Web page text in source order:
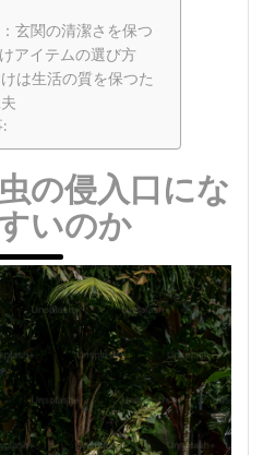
玄関の清潔さを保つ
アイテムの選び方
は生活の質を保つた
の侵入口にな
いのか